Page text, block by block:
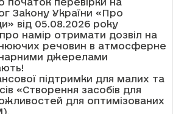
Закону України «Про
від 05.08.2026 року
намір отримати дозвіл на
речовин в атмосферне
джерелами
підтримки для малих та
«Створення засобів для
для оптимізованих